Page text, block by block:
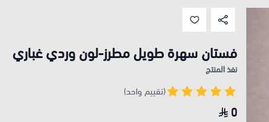
فستان سهرة طويل مطرز-لون وردي غباري
نفذ المنتج
(تقييم واحد)
0